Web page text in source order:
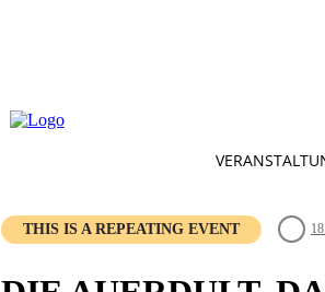
THIS IS A REPEATING EVENT